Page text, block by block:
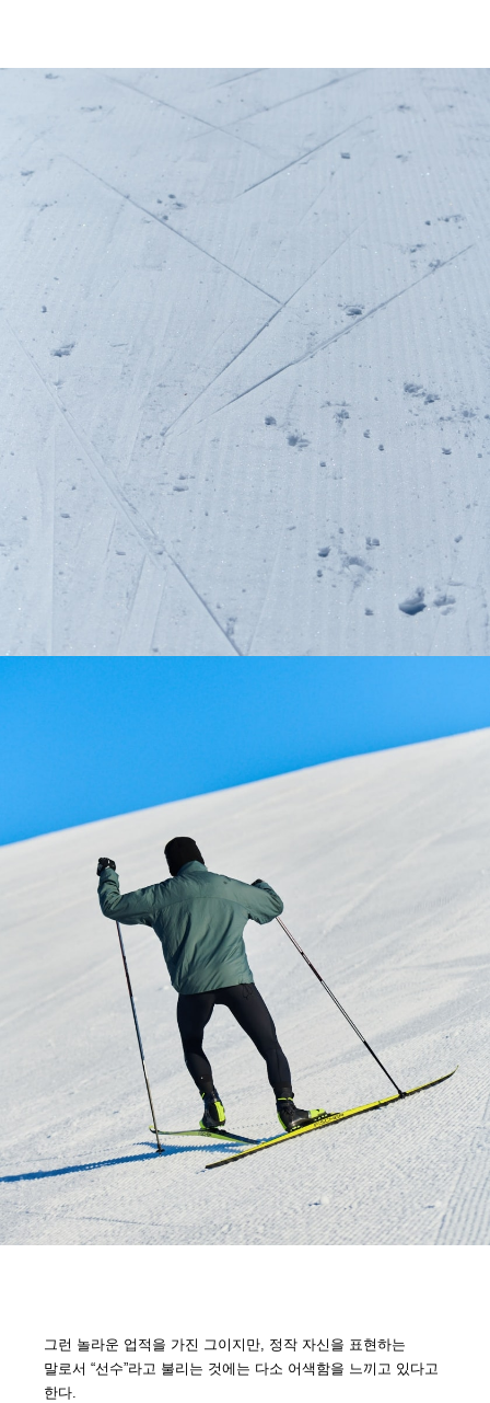
그런 놀라운 업적을 가진 그이지만, 정작 자신을 표현하는
말로서 “선수”라고 불리는 것에는 다소 어색함을 느끼고 있다고
한다.